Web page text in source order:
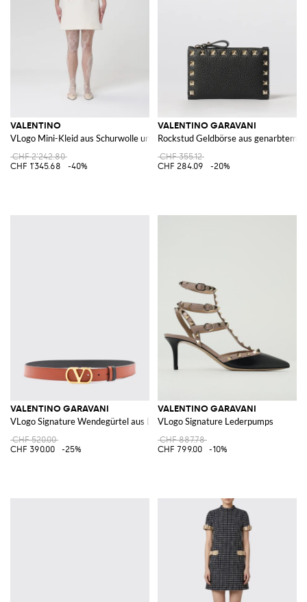
VALENTINO
VLogo Mini-Kleid aus Schurwolle und Seide
CHF 2'242.80
CHF 1'345.68
-40%
VALENTINO GARAVANI
Rockstud Geldbörse aus genarbtem
CHF 355.12
CHF 284.09
-20%
VALENTINO GARAVANI
VLogo Signature Wendegürtel aus Leder
CHF 520.00
CHF 390.00
-25%
VALENTINO GARAVANI
VLogo Signature Lederpumps
CHF 887.78
CHF 799.00
-10%